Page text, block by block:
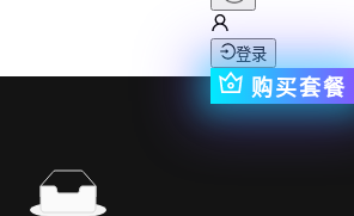
登录
购买套餐